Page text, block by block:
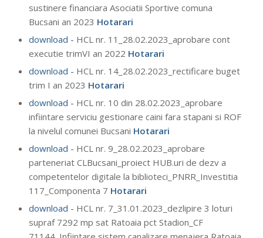
sustinere financiara Asociatii Sportive comuna
Bucsani an 2023 Hotarari
download - HCL nr. 11_28.02.2023_aprobare cont
executie trimVI an 2022 Hotarari
download - HCL nr. 14_28.02.2023_rectificare buget
trim I an 2023 Hotarari
download - HCL nr. 10 din 28.02.2023_aprobare
infiintare serviciu gestionare caini fara stapani si ROF
la nivelul comunei Bucsani Hotarari
download - HCL nr. 9_28.02.2023_aprobare
parteneriat CLBucsani_proiect HUB.uri de dezv a
competentelor digitale la biblioteci_PNRR_Investitia
117_Componenta 7 Hotarari
download - HCL nr. 7_31.01.2023_dezlipire 3 loturi
supraf 7292 mp sat Ratoaia pct Stadion_CF